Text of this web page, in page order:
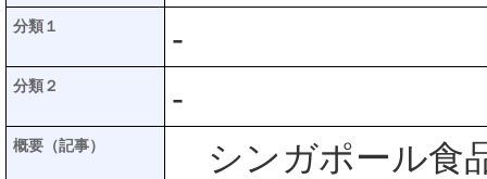
分類１ -
分類２ -
概要（記事）
シンガポール食